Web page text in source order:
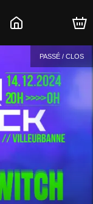
PASSÉ / CLOS